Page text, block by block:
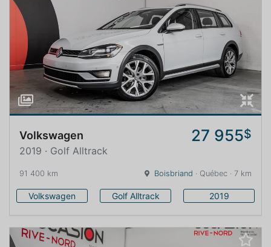
Volkswagen 27 955$
2019 · Golf Alltrack
91 400 km Boisbriand · Québec · 7 km
Volkswagen Golf Alltrack 2019